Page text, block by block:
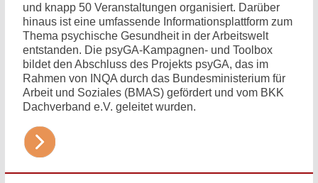
und knapp 50 Veranstaltungen organisiert. Darüber
hinaus ist eine umfassende Informationsplattform zum
Thema psychische Gesundheit in der Arbeitswelt
entstanden. Die psyGA-Kampagnen- und Toolbox
bildet den Abschluss des Projekts psyGA, das im
Rahmen von INQA durch das Bundesministerium für
Arbeit und Soziales (BMAS) gefördert und vom BKK
Dachverband e.V. geleitet wurden.